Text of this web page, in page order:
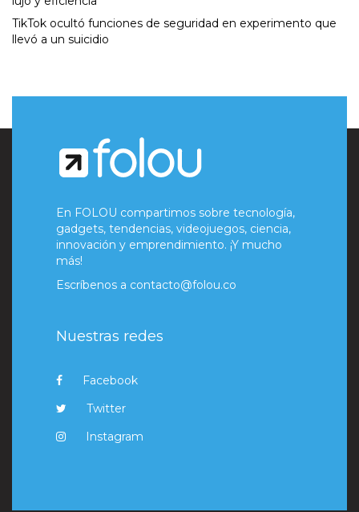
TikTok ocultó funciones de seguridad en experimento que
llevó a un suicidio
En FOLOU compartimos sobre tecnología,
gadgets, tendencias, videojuegos, ciencia,
innovación y emprendimiento. ¡Y mucho
más!
Escríbenos a contacto@folou.co
Nuestras redes
Facebook
Twitter
Instagram